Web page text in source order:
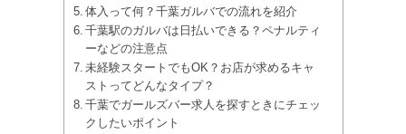
体入って何？千葉ガルバでの流れを紹介
千葉駅のガルバは日払いできる？ペナルティ
ーなどの注意点
未経験スタートでもOK？お店が求めるキャ
ストってどんなタイプ？
千葉でガールズバー求人を探すときにチェッ
クしたいポイント